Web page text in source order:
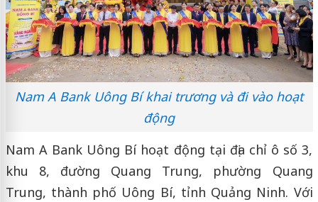
Nam A Bank Uông Bí khai trương và đi vào hoạt
động
Nam A Bank Uông Bí hoạt động tại địa chỉ ô số 3,
khu 8, đường Quang Trung, phường Quang
Trung, thành phố Uông Bí, tỉnh Quảng Ninh. Với